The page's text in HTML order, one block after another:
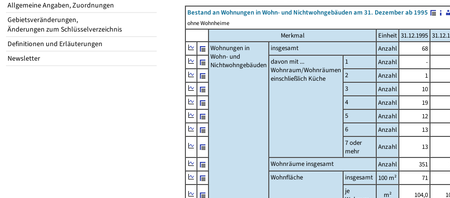
Allgemeine Angaben, Zuordnungen
Gebietsveränderungen,
Änderungen zum Schlüsselverzeichnis
Definitionen und Erläuterungen
Newsletter
Bestand an Wohnungen in Wohn- und Nichtwohngebäuden am 31. Dezember ab 1995
ohne Wohnheime
Merkmal Einheit 31.12.1995
Wohnungen in
Wohn- und
Nichtwohngebäuden
insgesamt Anzahl 68
davon mit ...
Wohnraum/Wohnräumen
einschließlich Küche
1 Anzahl -
2
Anzahl 1
3
Anzahl 10
4
Anzahl 19
5
Anzahl 12
6
Anzahl 13
7 oder
mehr
Anzahl 13
Wohnräume insgesamt
Anzahl 351
Wohnfläche
insgesamt 100 m² 71
je
m² 104,0